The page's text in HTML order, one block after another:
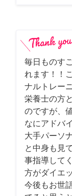
毎日ものす
れます！！
ナルトレー
栄養士の方
のですが、
なにアドバ
大手パーソ
と中身も見
事指導して
方がダイエ
今後もお世